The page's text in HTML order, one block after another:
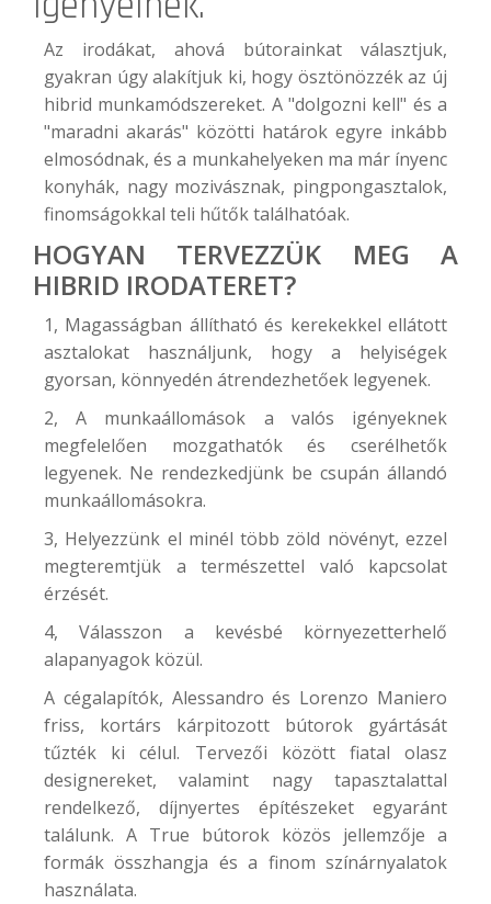
Az irodákat, ahová bútorainkat választjuk,
gyakran úgy alakítjuk ki, hogy ösztönözzék az új
hibrid munkamódszereket. A "dolgozni kell" és a
"maradni akarás" közötti határok egyre inkább
elmosódnak, és a munkahelyeken ma már ínyenc
konyhák, nagy mozivásznak, pingpongasztalok,
finomságokkal teli hűtők találhatóak.
HOGYAN TERVEZZÜK MEG A
HIBRID IRODATERET?
1, Magasságban állítható és kerekekkel ellátott
asztalokat használjunk, hogy a helyiségek
gyorsan, könnyedén átrendezhetőek legyenek.
2, A munkaállomások a valós igényeknek
megfelelően mozgathatók és cserélhetők
legyenek. Ne rendezkedjünk be csupán állandó
munkaállomásokra.
3, Helyezzünk el minél több zöld növényt, ezzel
megteremtjük a természettel való kapcsolat
érzését.
4, Válasszon a kevésbé környezetterhelő
alapanyagok közül.
A cégalapítók, Alessandro és Lorenzo Maniero
friss, kortárs kárpitozott bútorok gyártását
tűzték ki célul. Tervezői között fiatal olasz
designereket, valamint nagy tapasztalattal
rendelkező, díjnyertes építészeket egyaránt
találunk. A True bútorok közös jellemzője a
formák összhangja és a finom színárnyalatok
használata.